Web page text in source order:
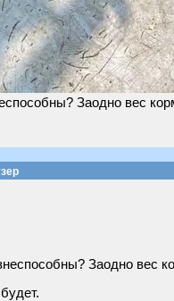
Заодно вес
Заодно вес